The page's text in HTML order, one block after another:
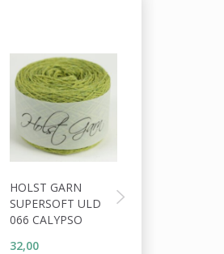
HOLST GARN
SUPERSOFT ULD
066 CALYPSO
32,00